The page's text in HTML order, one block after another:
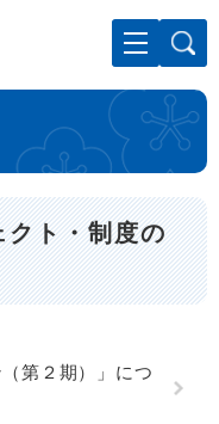
文へ
クト・制度の
第２期）」につ